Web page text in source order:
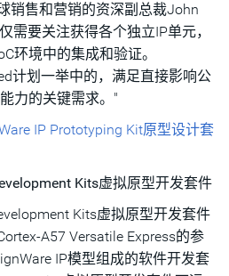
销售和营销的资深副总裁John
需要关注获得各个独立IP单元，
环境中的集成和验证。
计划一举中的，满足直接影响公
力的关键需求。"
IP Prototyping Kit原型设计套
Kits虚拟原型开发套件
Kits虚拟原型开发套件
A57 Versatile Express的参
IP模型组成的软件开发套